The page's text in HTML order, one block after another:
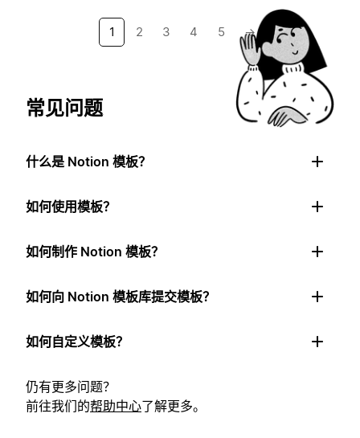
1 2 3 4 5 →
常见问题
什么是 Notion 模板？
如何使用模板？
如何制作 Notion 模板？
如何向 Notion 模板库提交模板？
如何自定义模板？
仍有更多问题？
前往我们的帮助中心了解更多。